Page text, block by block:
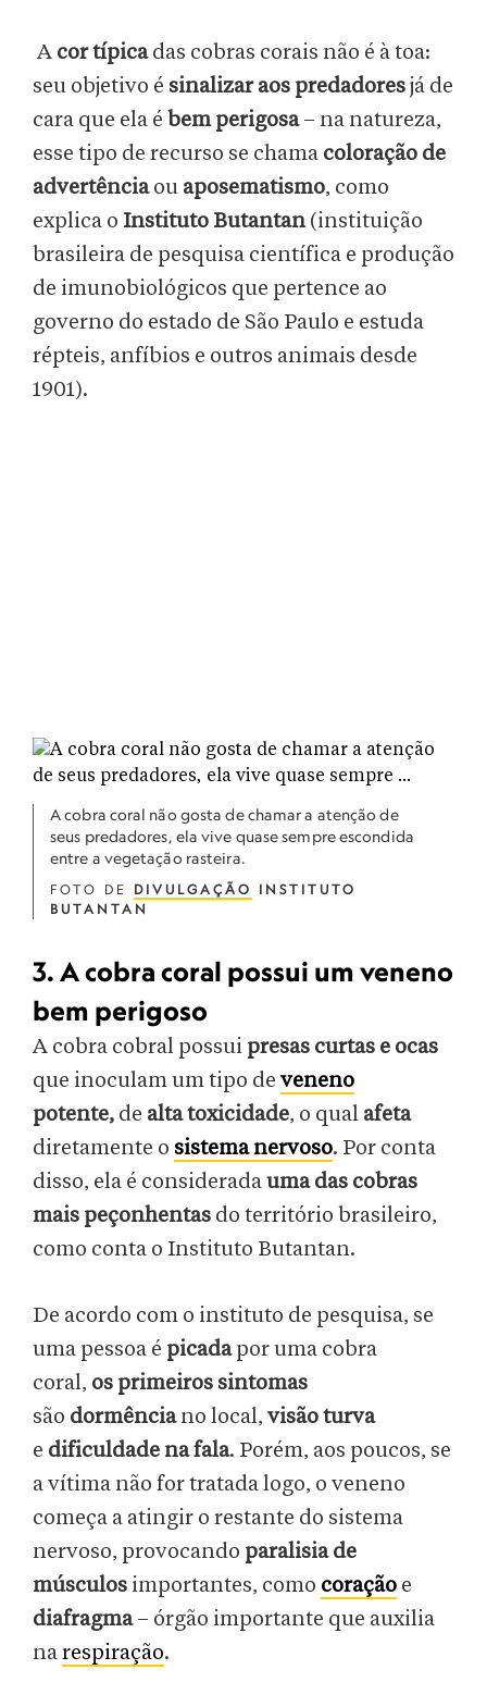
A cor típicadas cobras corais não é à toa:
seu objetivo é sinalizar aos predadoresjá de
cara que ela é bem perigosa– na natureza,
esse tipo de recurso se chama coloração de
advertênciaou aposematismo, como
explica o Instituto Butantan (instituição
brasileira de pesquisa científica e produção
de imunobiológicos que pertence ao
governo do estado de São Paulo e estuda
répteis, anfíbios e outros animais desde
1901).
A cobra coral não gosta de chamar a atenção de
seus predadores, ela vive quase sempre escondida
entre a vegetação rasteira.
FOTO DE DIVULGAÇÃO
INSTITUTO
BUTANTAN
3. A cobra coral possui um veneno
bem perigoso
A cobra cobral possui presas curtas e ocas
que inoculam um tipo de veneno
potente, de alta toxicidade, o qual afeta
diretamente o sistema nervoso. Por conta
disso, ela é consideradauma das cobras
mais peçonhentas do território brasileiro,
como conta o Instituto Butantan.
De acordo com o instituto de pesquisa, se
uma pessoa é picadapor uma cobra
coral, os primeiros sintomas
são dormênciano local, visão turva
e dificuldade na fala. Porém, aos poucos, se
a vítima não for tratada logo, o veneno
começa a atingir o restante do sistema
nervoso, provocando paralisia de
músculos importantes, como coração e
diafragma– órgão importante que auxilia
narespiração.